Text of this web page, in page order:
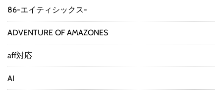
86-エイティシックス-
ADVENTURE OF AMAZONES
aff対応
AI